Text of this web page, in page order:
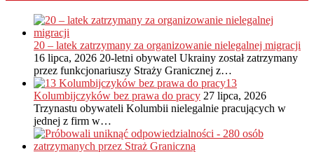
20 – latek zatrzymany za organizowanie nielegalnej migracji
16 lipca, 2026 20-letni obywatel Ukrainy został zatrzymany
przez funkcjonariuszy Straży Granicznej z…
13
Kolumbijczyków bez prawa do pracy 27 lipca, 2026
Trzynastu obywateli Kolumbii nielegalnie pracujących w
jednej z firm w…